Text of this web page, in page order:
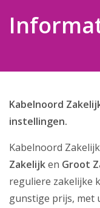
Klein Zakelijk
Referenties
Kabelnoord
instellingen.
Kabelnoord
Zakelijken Groot
reguliere zakelijke
gunstige prijs, met